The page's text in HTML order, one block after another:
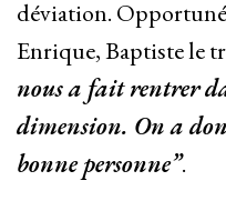
déviation.
Enrique, Baptiste le
nous a fait rentrer
dimension. On a
bonne personne”.